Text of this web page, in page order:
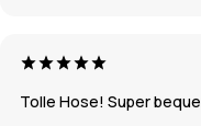
Tolle Hose! Super